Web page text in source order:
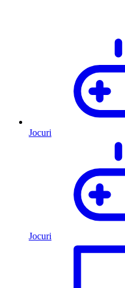
Jocuri
Jocuri